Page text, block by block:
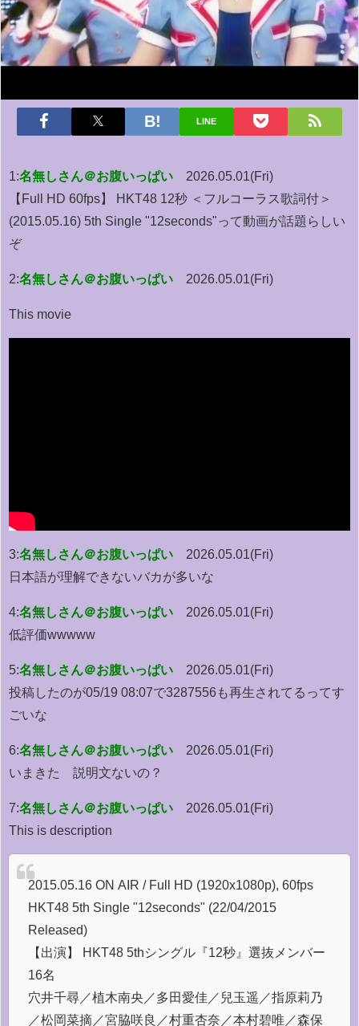
LINE
1:名無しさん＠お腹いっぱい
2026.05.01(Fri)
【Full HD 60fps】 HKT48 12秒 ＜フルコーラス歌詞付＞
(2015.05.16) 5th Single "12seconds"って動画が話題らしい
ぞ
2:名無しさん＠お腹いっぱい 2026.05.01(Fri)
This movie
3:名無しさん＠お腹いっぱい
2026.05.01(Fri)
日本語が理解できないバカが多いな
4:名無しさん＠お腹いっぱい
2026.05.01(Fri)
低評価wwwww
5:名無しさん＠お腹いっぱい
2026.05.01(Fri)
投稿したのが05/19 08:07で3287556も再生されてるってす
ごいな
6:名無しさん＠お腹いっぱい
2026.05.01(Fri)
いまきた 説明文ないの？
7:名無しさん＠お腹いっぱい
2026.05.01(Fri)
This is description
2015.05.16 ON AIR / Full HD (1920x1080p), 60fps
HKT48 5th Single "12seconds" (22/04/2015
Released)
【出演】 HKT48 5thシングル『12秒』選抜メンバー
16名
穴井千尋／植木南央／多田愛佳／兒玉遥／指原莉乃
／松岡菜摘／宮脇咲良／村重杏奈／本村碧唯／森保